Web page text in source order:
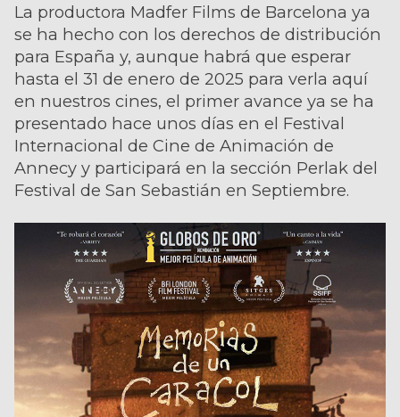
La productora Madfer Films de Barcelona ya
se ha hecho con los derechos de distribución
para España y, aunque habrá que esperar
hasta el 31 de enero de 2025 para verla aquí
en nuestros cines, el primer avance ya se ha
presentado hace unos días en el Festival
Internacional de Cine de Animación de
Annecy y participará en la sección Perlak del
Festival de San Sebastián en Septiembre.